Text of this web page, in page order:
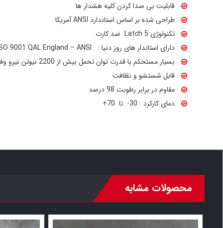
قابلیت بی صدا کردن کلیه هشدار ها
طراحی شده بر اساس استاندارد ANSI آمریکا
تکنولوژی 5 Latch ضد کارت
دارای استاندار های روز دنیا : CE – FCC – ISO 9001 QAL England – ANSI
بسیار مستحکم با قدرت توان تحمل بیش از 2200 نیوتن نیرو وفشار مستقیم بر روی دستگیره
قابل شستشو و نظافت
مقاوم در برابر رطوبت 98 درصد
دمای کارکرد : 30- تا 70+
محصولات مشابه